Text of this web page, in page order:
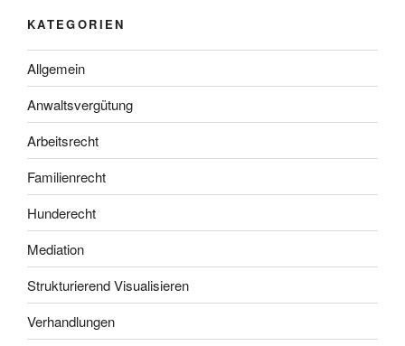
KATEGORIEN
Allgemein
Anwaltsvergütung
Arbeitsrecht
Familienrecht
Hunderecht
Mediation
Strukturierend Visualisieren
Verhandlungen